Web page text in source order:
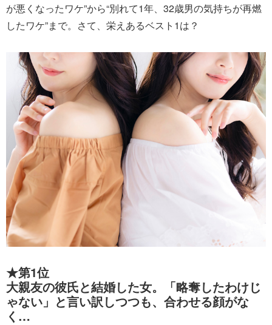
が悪くなったワケ”から“別れて1年、32歳男の気持ちが再燃
したワケ”まで。さて、栄えあるベスト1は？
★第1位
大親友の彼氏と結婚した女。「略奪したわけじ
ゃない」と言い訳しつつも、合わせる顔がな
く…